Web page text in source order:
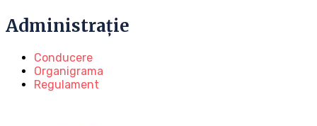
Administrație
Conducere
Organigrama
Regulament